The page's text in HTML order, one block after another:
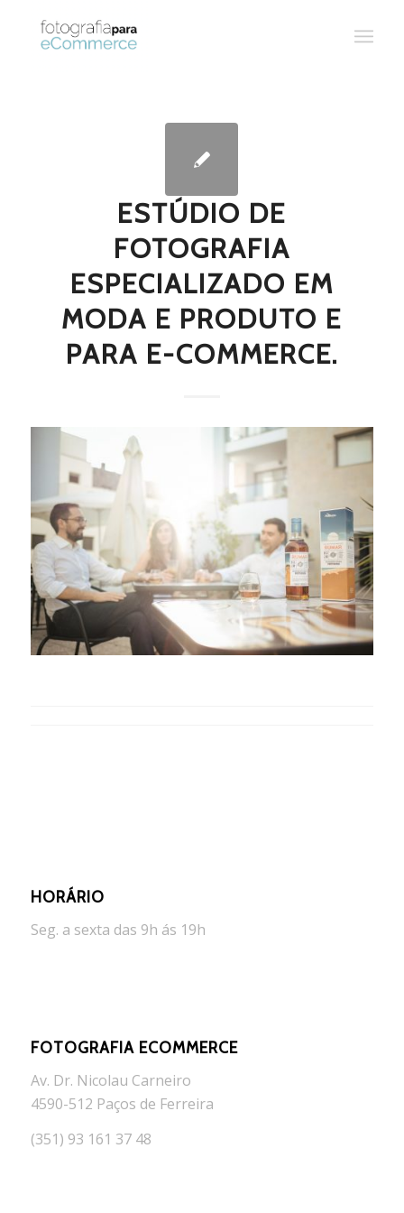
ESTÚDIO DE
FOTOGRAFIA
ESPECIALIZADO EM
MODA E PRODUTO E
PARA E-COMMERCE.
HORÁRIO
Seg. a sexta das 9h ás 19h
FOTOGRAFIA ECOMMERCE
Av. Dr. Nicolau Carneiro
4590-512 Paços de Ferreira
(351) 93 161 37 48